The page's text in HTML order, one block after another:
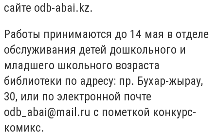
сайте odb-abai.kz.
Работы принимаются до 14 мая в отделе
обслуживания детей дошкольного и
младшего школьного возраста
библиотеки по адресу: пр. Бухар-жырау,
30, или по электронной почте
odb_abai@mail.ru с пометкой конкурс-
комикс.